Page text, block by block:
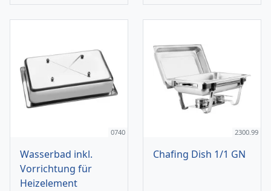
0740
Wasserbad inkl.
Vorrichtung für
Heizelement
2300.99
Chafing Dish 1/1 GN